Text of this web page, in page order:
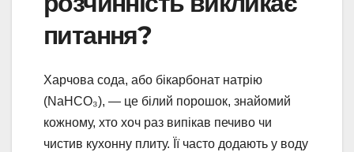
питання?
Харчова сода, або бікарбонат натрію
(NaHCO₃), — це білий порошок, знайомий
кожному, хто хоч раз випікав печиво чи
чистив кухонну плиту. Її часто додають у воду